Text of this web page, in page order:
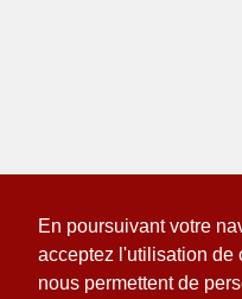
En poursuivant votre
acceptez l'utilisation de
nous permettent de